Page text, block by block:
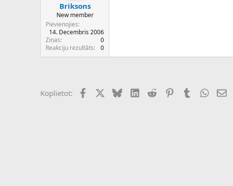
Briksons
New member
Pievienojies
14. Decembris 2006
Ziņas
0
Reakciju rezultāts
0
Koplietot: FacebookX (Twitter)
BlueskyLinkedIn
Reddit PinterestTumblr